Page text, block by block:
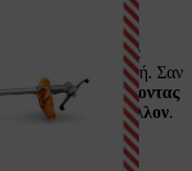
στην ως άνω
χόρτου μπορεί να
μέσα στην κεφαλή. Σαν
να λυθεί,
εκθέτοντας
άμεσο περιβάλλον.